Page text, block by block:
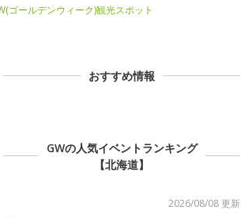
ゴールデンウィーク)観光スポット
おすすめ情報
GWの人気イベントランキング
【北海道】
2026/08/08 更新